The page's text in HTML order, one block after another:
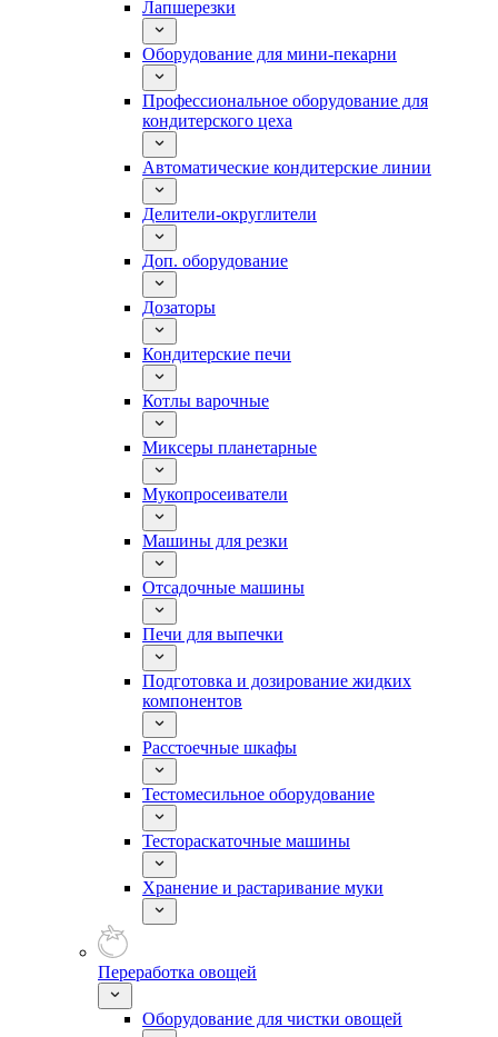
Лапшерезки
Оборудование для мини-пекарни
Профессиональное оборудование для
кондитерского цеха
Автоматические кондитерские линии
Делители-округлители
Доп. оборудование
Дозаторы
Кондитерские печи
Котлы варочные
Миксеры планетарные
Мукопросеиватели
Машины для резки
Отсадочные машины
Печи для выпечки
Подготовка и дозирование жидких
компонентов
Расстоечные шкафы
Тестомесильное оборудование
Тестораскаточные машины
Хранение и растаривание муки
Переработка овощей
Оборудование для чистки овощей